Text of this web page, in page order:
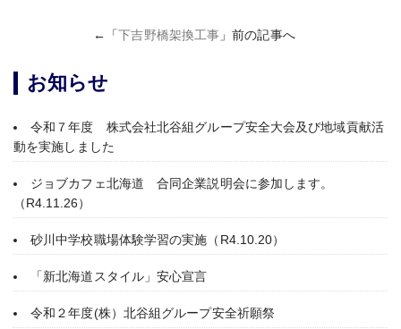
←「下吉野橋架換工事 」前の記事へ
お知らせ
令和７年度 株式会社北谷組グループ安全大会及び地域貢献活
動を実施しました
ジョブカフェ北海道 合同企業説明会に参加します。
（R4.11.26）
砂川中学校職場体験学習の実施（R4.10.20）
「新北海道スタイル」安心宣言
令和２年度(株）北谷組グループ安全祈願祭